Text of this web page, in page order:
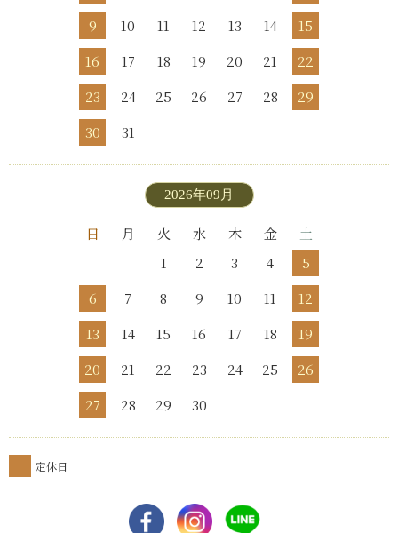
9
10 11 12 13 14
15
16
17 18 19 20 21
22
23
24 25 26 27 28
29
30
31
2026年09月
日 月 火 水 木 金
土
1
2 3 4
5
6
7 8 9 10 11
12
13
14 15 16 17 18
19
20
21 22 23 24 25
26
27
28 29 30
定休日